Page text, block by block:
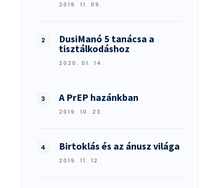
2019. 11. 09.
DusiManó 5 tanácsa a
tisztálkodáshoz
2020. 01. 14.
A PrEP hazánkban
2019. 10. 23.
Birtoklás és az ánusz világa
2019. 11. 12.